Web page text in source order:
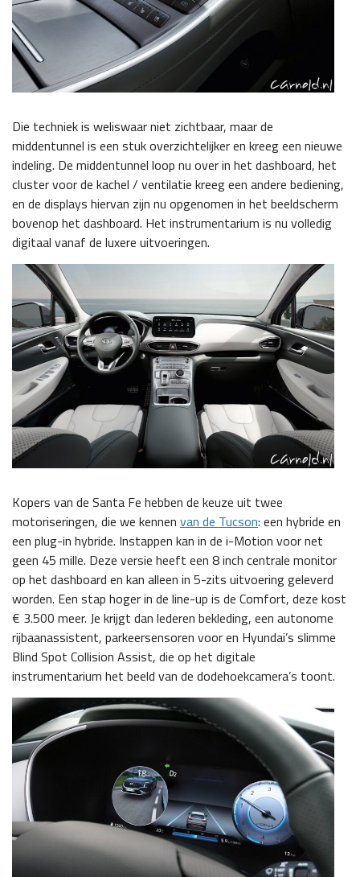
Die techniek is weliswaar niet zichtbaar, maar de
middentunnel is een stuk overzichtelijker en kreeg een nieuwe
indeling. De middentunnel loop nu over in het dashboard, het
cluster voor de kachel / ventilatie kreeg een andere bediening,
en de displays hiervan zijn nu opgenomen in het beeldscherm
bovenop het dashboard. Het instrumentarium is nu volledig
digitaal vanaf de luxere uitvoeringen.
Kopers van de Santa Fe hebben de keuze uit twee
motoriseringen, die we kennen van de Tucson: een hybride en
een plug-in hybride. Instappen kan in de i-Motion voor net
geen 45 mille. Deze versie heeft een 8 inch centrale monitor
op het dashboard en kan alleen in 5-zits uitvoering geleverd
worden. Een stap hoger in de line-up is de Comfort, deze kost
€ 3.500 meer. Je krijgt dan lederen bekleding, een autonome
rijbaanassistent, parkeersensoren voor en Hyundai’s slimme
Blind Spot Collision Assist, die op het digitale
instrumentarium het beeld van de dodehoekcamera’s toont.